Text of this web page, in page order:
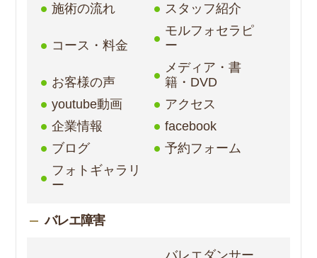
施術の流れ
スタッフ紹介
コース・料金
モルフォセラピ
ー
お客様の声
メディア・書
籍・DVD
youtube動画
アクセス
企業情報
facebook
ブログ
予約フォーム
フォトギャラリ
ー
バレエ障害
バレエダンサー